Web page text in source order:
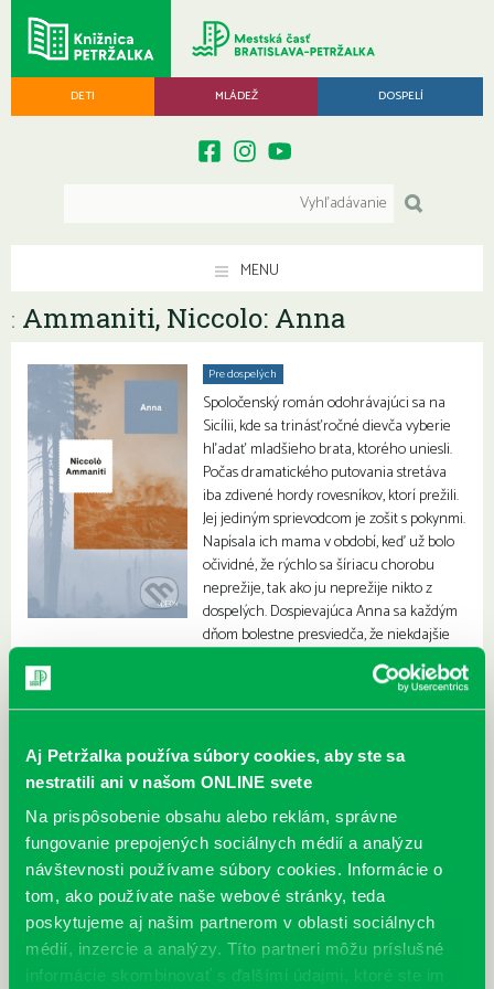
Aj Petržalka používa súbory cookies, aby ste sa
nestratili ani v našom ONLINE svete
Na prispôsobenie obsahu alebo reklám, správne
fungovanie prepojených sociálnych médií a analýzu
návštevnosti používame súbory cookies. Informácie o
tom, ako používate naše webové stránky, teda
poskytujeme aj našim partnerom v oblasti sociálnych
médií, inzercie a analýzy. Títo partneri môžu príslušné
informácie skombinovať s ďalšími údajmi, ktoré ste im
DETI MLÁDEŽ DOSPELÍ
MENU
: Ammaniti, Niccolo: Anna
Pre dospelých
Spoločenský román odohrávajúci sa na
Sicílii, kde sa trinásťročné dievča vyberie
hľadať mladšieho brata, ktorého uniesli.
Počas dramatického putovania stretáva
iba zdivené hordy rovesníkov, ktorí prežili.
Jej jediným sprievodcom je zošit s pokynmi.
Napísala ich mama v období, keď už bolo
očividné, že rýchlo sa šíriacu chorobu
neprežije, tak ako ju neprežije nikto z
dospelých. Dospievajúca Anna sa každým
dňom bolestne presviedča, že niekdajšie